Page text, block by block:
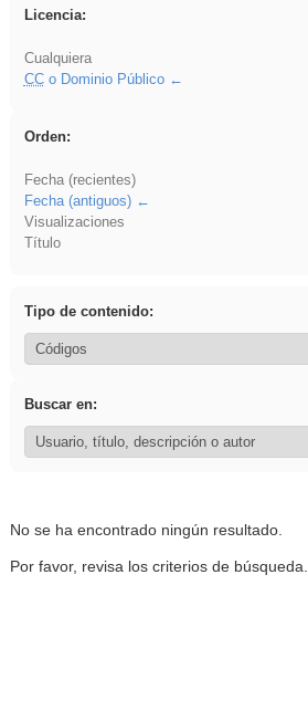
Licencia:
Cualquiera
CCo Dominio Público
Orden:
Fecha (recientes)
Fecha (antiguos)
Visualizaciones
Título
Tipo de contenido:
Buscar en:
No se ha encontrado ningún resultado.
Por favor, revisa los criterios de búsqueda.